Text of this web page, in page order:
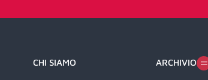
CHI SIAMO ARCHIVIO